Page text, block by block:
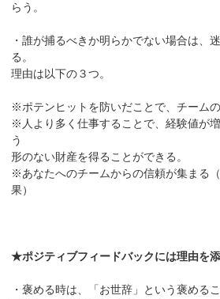
らう。
・誰が捕るべきか明らかでない場合は、
る。
理由は以下の３つ。
※ポテンヒットを防いだことで、チーム
※人より多く仕事することで、経験値が
う
形のない財産を得ることができる。
※あなたへのチームからの信頼が集まる
果）
★ポジティブフィードバックには理由を添
・褒める時は、「お世辞」という褒める